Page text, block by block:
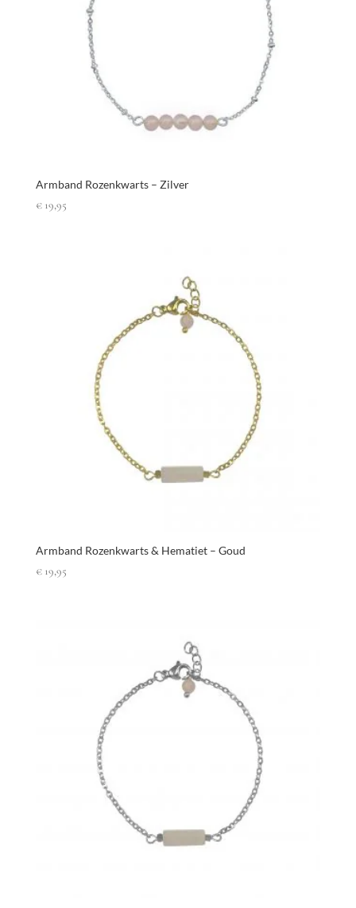
Armband Rozenkwarts – Zilver
€19,95
Armband Rozenkwarts & Hematiet – Goud
€19,95